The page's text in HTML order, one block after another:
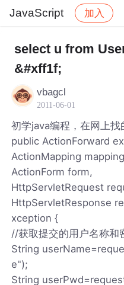
JavaScript 加入
社区 JavaScript
select u from
&#xff1f;
vbagcl
2011-06-01
初学java编程，在网上找
public ActionForward
ActionMapping
ActionForm form,
HttpServletRequest
HttpServletResponse
xception {
//获取提交的用户名称和
String
e");
String